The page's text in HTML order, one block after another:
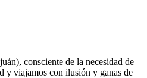
consciente de la necesidad de
y viajamos con ilusión y ganas de